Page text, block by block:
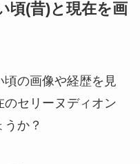
頃(昔)と現在を画
の画像や経歴を見
セリーヌディオン
か？